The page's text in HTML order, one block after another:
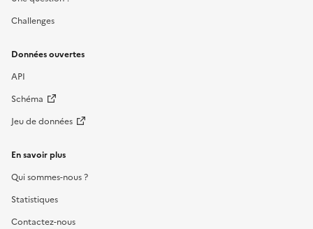
Challenges
Données ouvertes
API
Schéma
Jeu de données
En savoir plus
Qui sommes-nous ?
Statistiques
Contactez-nous